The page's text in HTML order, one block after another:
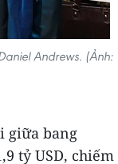
Andrews. (Ảnh:
giữa bang
tỷ USD, chiếm